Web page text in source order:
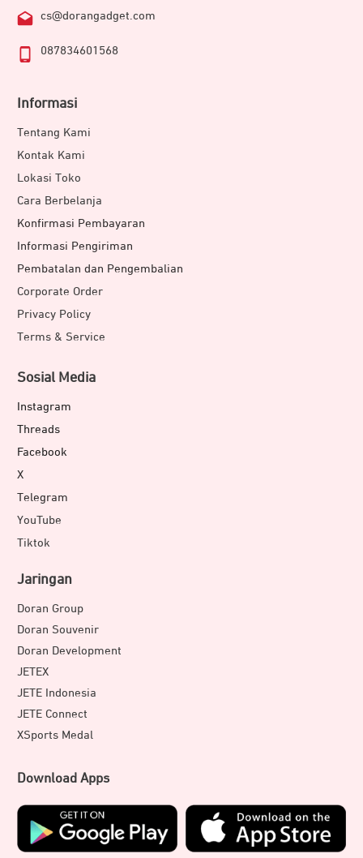
cs@dorangadget.com
087834601568
Informasi
Tentang Kami
Kontak Kami
Lokasi Toko
Cara Berbelanja
Konfirmasi Pembayaran
Informasi Pengiriman
Pembatalan dan Pengembalian
Corporate Order
Privacy Policy
Terms & Service
Sosial Media
Instagram
Threads
Facebook
X
Telegram
YouTube
Tiktok
Jaringan
Doran Group
Doran Souvenir
Doran Development
JETEX
JETE Indonesia
JETE Connect
XSports Medal
Download Apps